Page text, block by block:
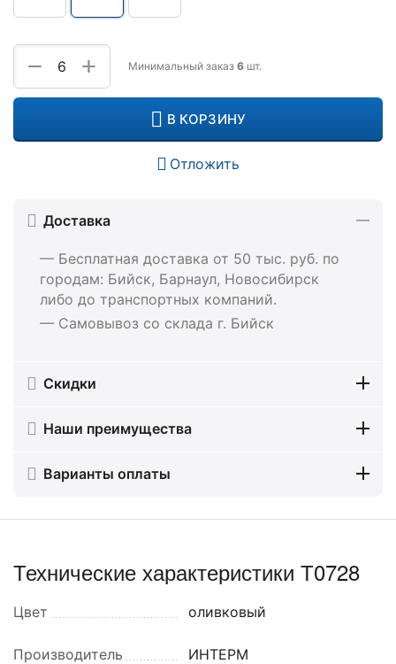
+
− Минимальный заказ 6 шт.
В КОРЗИНУ
Отложить
Доставка
— Бесплатная доставка от 50 тыс. руб. по
городам: Бийск, Барнаул, Новосибирск
либо до транспортных компаний.
— Самовывоз со склада г. Бийск
Скидки
Наши преимущества
Варианты оплаты
Технические характеристики Т0728
Цвет оливковый
Производитель ИНТЕРМ